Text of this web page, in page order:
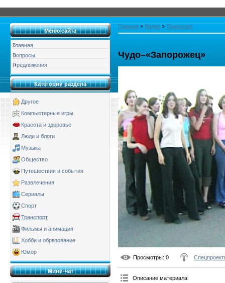
Меню сайта
Главная
Вопросы
Предложения
Категории раздела
Другое
Компьютерные игры
Красота и здоровье
Люди и блоги
Музыка
Общество
Путешествия и события
Развлечения
Сериалы
Спорт
Транспорт
Фильмы и анимация
Хобби и образование
Юмор
Мини-чат
Главная » Видео » Транспорт
Чудо–«Запорожец»
Просмотры: 0
Описание материала: